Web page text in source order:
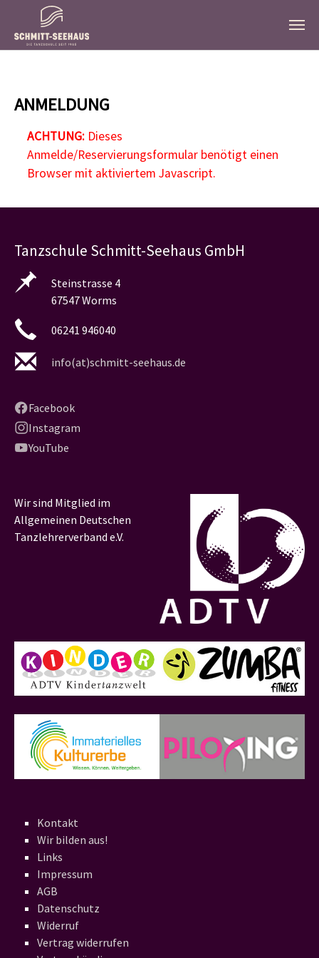
ANMELDUNG
ACHTUNG:Dieses
Anmelde/Reservierungsformular benötigt einen
Browser mit aktiviertem Javascript.
Tanzschule Schmitt-Seehaus GmbH
Steinstrasse 4
67547 Worms
06241 946040
info(at)schmitt-seehaus.de
Facebook
Instagram
YouTube
Wir sind Mitglied im
Allgemeinen Deutschen
Tanzlehrerverband e.V.
Kontakt
Wir bilden aus!
Links
Impressum
AGB
Datenschutz
Widerruf
Vertrag widerrufen